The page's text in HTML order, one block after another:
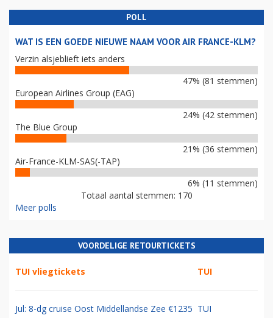
POLL
WAT IS EEN GOEDE NIEUWE NAAM VOOR AIR FRANCE-KLM?
Verzin alsjeblieft iets anders
47% (81 stemmen)
European Airlines Group (EAG)
24% (42 stemmen)
The Blue Group
21% (36 stemmen)
Air-France-KLM-SAS(-TAP)
6% (11 stemmen)
Totaal aantal stemmen: 170
Meer polls
VOORDELIGE RETOURTICKETS
TUI vliegtickets TUI
Jul: 8-dg cruise Oost Middellandse Zee €1235 TUI